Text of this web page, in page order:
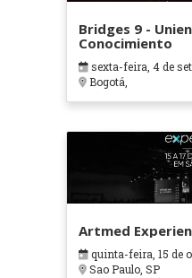
Bridges 9 -
Conocimiento
sexta-feira, 4 de
Bogotá,
Artmed
quinta-feira, 15 de
Sao Paulo, SP